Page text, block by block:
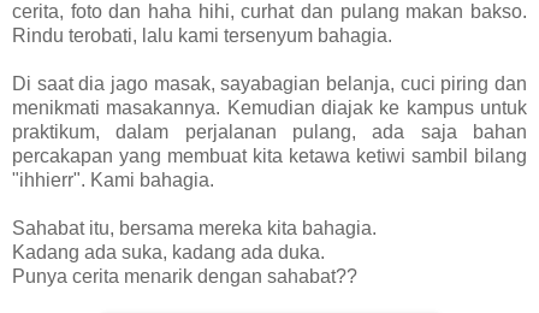
cerita, foto dan haha hihi, curhat dan pulang makan bakso.
Rindu terobati, lalu kami tersenyum bahagia.
Di saat dia jago masak, sayabagian belanja, cuci piring dan
menikmati masakannya. Kemudian diajak ke kampus untuk
praktikum, dalam perjalanan pulang, ada saja bahan
percakapan yang membuat kita ketawa ketiwi sambil bilang
"ihhierr". Kami bahagia.
Sahabat itu, bersama mereka kita bahagia.
Kadang ada suka, kadang ada duka.
Punya cerita menarik dengan sahabat??